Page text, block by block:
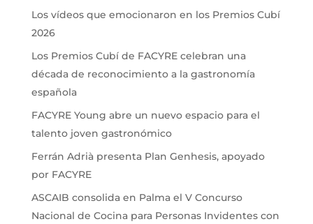
Los vídeos que emocionaron en los Premios Cubí
2026
Los Premios Cubí de FACYRE celebran una
década de reconocimiento a la gastronomía
española
FACYRE Young abre un nuevo espacio para el
talento joven gastronómico
Ferrán Adrià presenta Plan Genhesis, apoyado
por FACYRE
ASCAIB consolida en Palma el V Concurso
Nacional de Cocina para Personas Invidentes con